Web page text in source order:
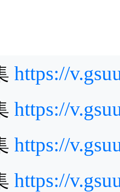
https://
https://
https://
https://